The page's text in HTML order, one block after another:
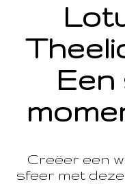
Creëer een
sfeer met